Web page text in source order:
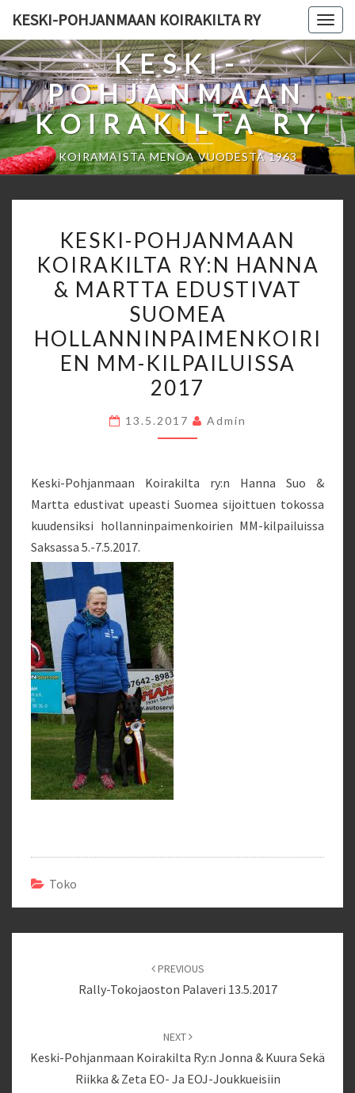
content
KESKI-POHJANMAAN KOIRAKILTA RY
KESKI-
POHJANMAAN
KOIRAKILTA RY
KOIRAMAISTA MENOA VUODESTA 1963
POHJANMAAN
KOIRAKILTA
RY:N
HANNA
&
MARTTA
EDUSTIVAT
SUOMEA
MM-
2017
KESKI-POHJANMAAN
KOIRAKILTA RY:N HANNA
& MARTTA EDUSTIVAT
SUOMEA
HOLLANNINPAIMENKOIRI
EN MM-KILPAILUISSA
2017
13.5.2017 Admin
Keski-Pohjanmaan Koirakilta ry:n Hanna Suo &
Martta edustivat upeasti Suomea sijoittuen tokossa
kuudensiksi hollanninpaimenkoirien MM-kilpailuissa
Saksassa 5.-7.5.2017.
Toko
PREVIOUS
Rally-Tokojaoston Palaveri 13.5.2017
NEXT
Keski-Pohjanmaan Koirakilta Ry:n Jonna & Kuura Sekä
Riikka & Zeta EO- Ja EOJ-Joukkueisiin